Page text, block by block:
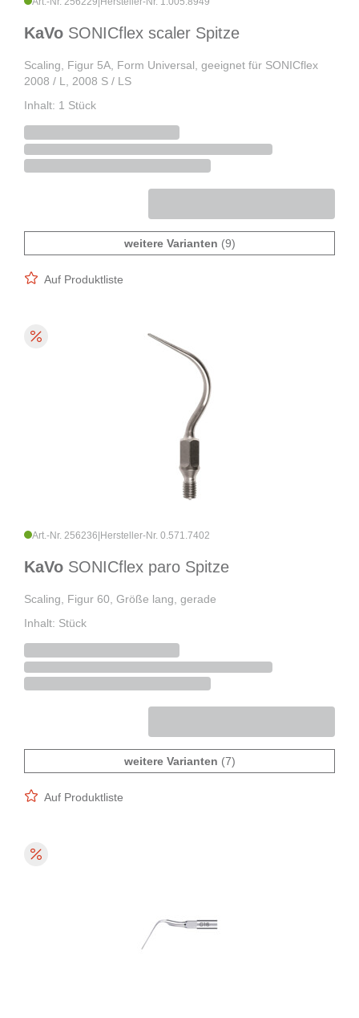
KaVo SONICflex scaler Spitze
Scaling, Figur 5A, Form Universal, geeignet für SONICflex
2008 / L, 2008 S / LS
Inhalt: 1 Stück
weitere Varianten (9)
Auf Produktliste
Art.-Nr. 256236 Hersteller-Nr. 0.571.7402
KaVo SONICflex paro Spitze
Scaling, Figur 60, Größe lang, gerade
Inhalt: Stück
weitere Varianten (7)
Auf Produktliste